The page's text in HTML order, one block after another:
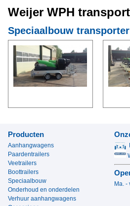
Weijer WPH
Speciaalbouw
Producten
Aanhangwagens
Paardentrailers
Veetrailers
Boottrailers
Speciaalbouw
Onderhoud en onderdelen
Verhuur aanhangwagens
Ma. -